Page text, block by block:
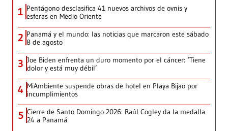
1 Pentágono desclasifica 41 nuevos archivos de ovnis y
esferas en Medio Oriente
2 Panamá y el mundo: las noticias que marcaron este sábado
8 de agosto
3 Joe Biden enfrenta un duro momento por el cáncer: ‘Tiene
dolor y está muy débil’
4 MiAmbiente suspende obras de hotel en Playa Bijao por
incumplimientos
5 Cierre de Santo Domingo 2026: Raúl Cogley da la medalla
24 a Panamá